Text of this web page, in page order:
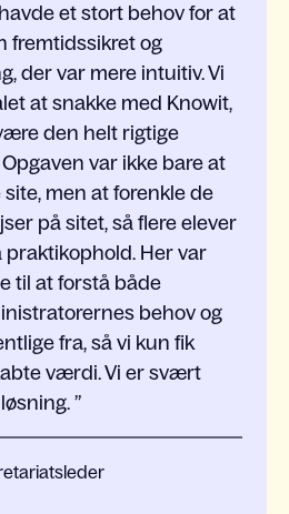
et stort behov for at
fremtidssikret og
der var mere intuitiv. Vi
at snakke med Knowit,
den helt rigtige
var ikke bare at
men at forenkle de
på sitet, så flere elever
praktikophold. Her var
til at forstå både
behov og
fra, så vi kun fik
værdi. Vi er svært